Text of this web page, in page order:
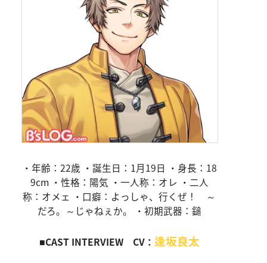
・年齢：22歳 ・誕生日：1月19日 ・身長：18
9cm ・性格：陽気 ・一人称：オレ ・二人
称：オメェ ・口癖：よっしゃ、行くぜ！ ～
だろ。～じゃねぇか。 ・初期武器：鎚
■CAST INTERVIEW CV： 逢坂良太